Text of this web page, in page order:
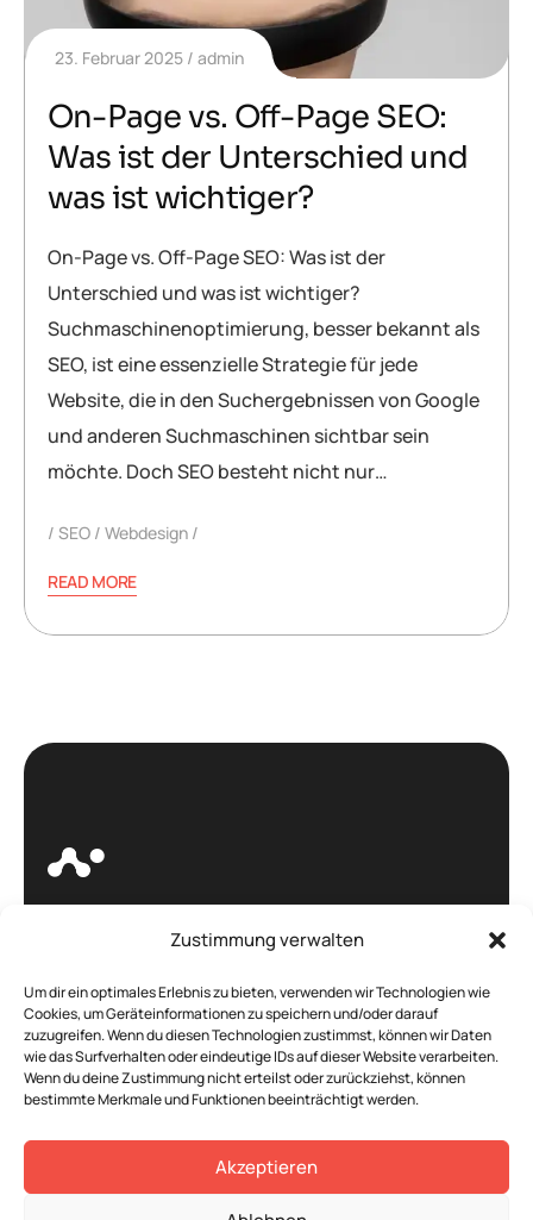
Zustimmung verwalten
Um dir ein optimales Erlebnis zu bieten, verwenden wir Technologien wie
Cookies, um Geräteinformationen zu speichern und/oder darauf
zuzugreifen. Wenn du diesen Technologien zustimmst, können wir Daten
wie das Surfverhalten oder eindeutige IDs auf dieser Website verarbeiten.
Wenn du deine Zustimmung nicht erteilst oder zurückziehst, können
bestimmte Merkmale und Funktionen beeinträchtigt werden.
Akzeptieren
23. Februar 2025 admin
On-Page vs. Off-Page SEO:
Was ist der Unterschied und
was ist wichtiger?
On-Page vs. Off-Page SEO: Was ist der
Unterschied und was ist wichtiger?
Suchmaschinenoptimierung, besser bekannt als
SEO, ist eine essenzielle Strategie für jede
Website, die in den Suchergebnissen von Google
und anderen Suchmaschinen sichtbar sein
möchte. Doch SEO besteht nicht nur…
SEO Webdesign
READ MORE
Böhm. -
IT Service und
Weblösungen, die
begeistern!